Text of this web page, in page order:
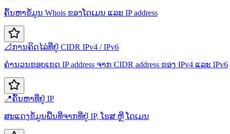
ຄົ້ນຫາຂໍ້ມູນ Whois ຂອງໂດເມນ ແລະ IP address
📐 ການຄິດໄລ່ທີ່ຢູ່ CIDR IPv4 / IPv6
ຄຳນວນຂອບເຂດ IP address ຈາກ CIDR address ຂອງ IPv4 ແລະ IPv6
📍ຄົ້ນຫາທີ່ຢູ່ IP
ສະແດງຂໍ້ມູນພື້ນທີ່ຈາກທີ່ຢູ່ IP, ໂຮສ ຫຼື ໂດເມນ